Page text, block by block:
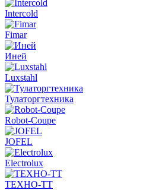
Intercold
Fimar
Иней
Luxstahl
Тулаторгтехника
Robot-Coupe
JOFEL
Electrolux
ТЕХНО-ТТ